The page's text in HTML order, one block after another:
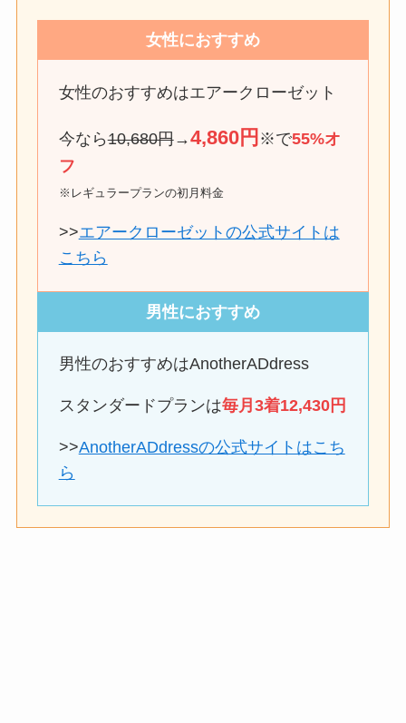
女性におすすめ
女性のおすすめはエアークローゼット
今なら10,680円→4,860円 ※で55%オ
フ
※レギュラープランの初月料金
>>エアークローゼットの公式サイトは
こちら
男性におすすめ
男性のおすすめはAnotherADdress
スタンダードプランは毎月3着12,430円
>>AnotherADdressの公式サイトはこち
ら